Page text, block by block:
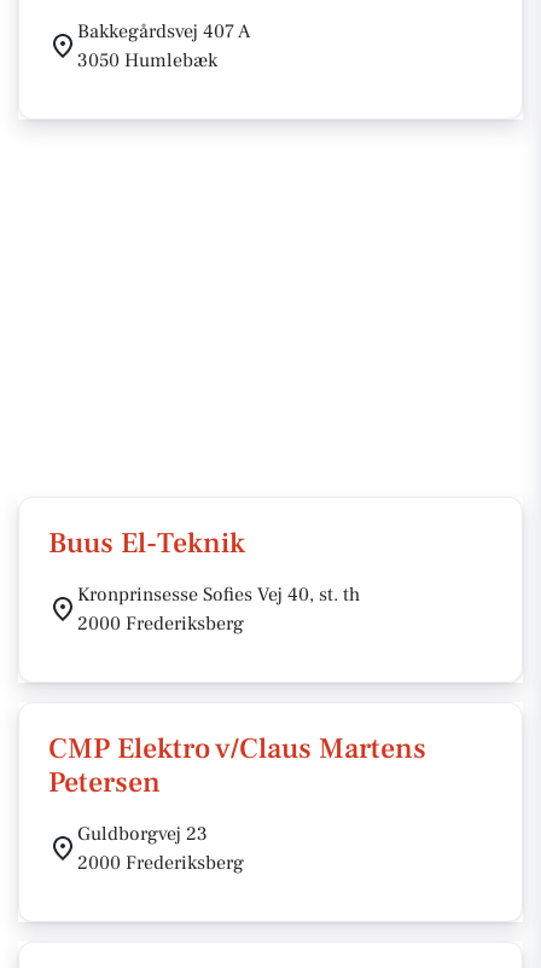
Bakkegårdsvej 407 A
3050 Humlebæk
Buus El-Teknik
Kronprinsesse Sofies Vej 40, st. th
2000 Frederiksberg
CMP Elektro v/Claus Martens
Petersen
Guldborgvej 23
2000 Frederiksberg